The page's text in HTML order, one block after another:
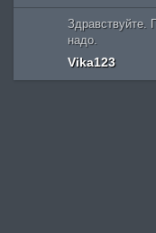
Здравствуйте.
надо.
Vika123